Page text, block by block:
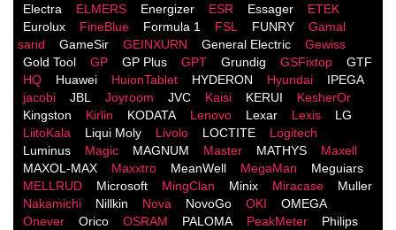
Electra
ELMERS Energizer ESR Essager
ETEK
Eurolux
FineBlue Formula 1 FSL FUNRY
Gamal
sarid
GameSir GEINXURN General Electric
Gewiss
Gold Tool
GP GP Plus GPT Grundig GSFixtop
GTF
HQ
Huawei HuionTablet HYDERON Hyundai
IPEGA
jacobi
JBL Joyroom JVC Kaisi KERUI
KesherOr
Kingston
Kirlin KODATA Lenovo Lexar Lexis
LG
LiitoKala
Liqui Moly Livolo LOCTITE
Logitech
Luminus
Magic MAGNUM Master MATHYS
Maxell
MAXOL-MAX
Maxxtro MeanWell MegaMan
Meguiars
MELLRUD
Microsoft MingClan Minix Miracase
Muller
Nakamichi
Nillkin Nova NovoGo OKI
OMEGA
Onever
Orico OSRAM PALOMA PeakMeter
Philips